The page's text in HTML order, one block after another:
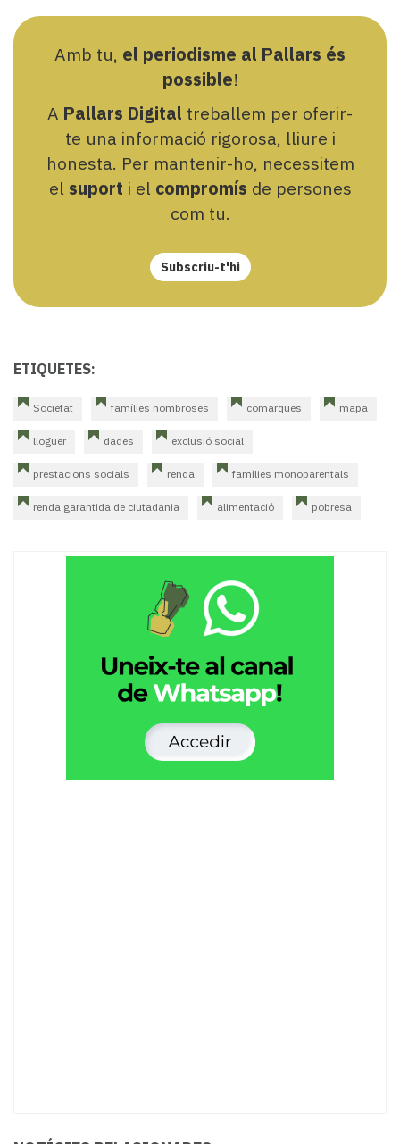
Amb tu, el periodisme al Pallars és
possible!
A Pallars Digital treballem per oferir-
te una informació rigorosa, lliure i
honesta. Per mantenir-ho, necessitem
el suport i el compromís de persones
com tu.
Subscriu-t'hi
ETIQUETES:
Societat famílies nombroses comarques mapa
lloguer dades exclusió social
prestacions socials renda famílies monoparentals
renda garantida de ciutadania alimentació pobresa